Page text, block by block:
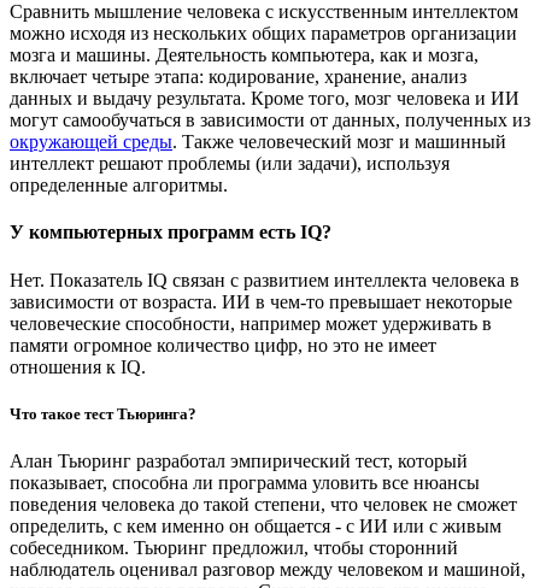
Сравнить мышление человека с искусственным интеллектом
можно исходя из нескольких общих параметров организации
мозга и машины. Деятельность компьютера, как и мозга,
включает четыре этапа: кодирование, хранение, анализ
данных и выдачу результата. Кроме того, мозг человека и ИИ
могут самообучаться в зависимости от данных, полученных из
окружающей среды. Также человеческий мозг и машинный
интеллект решают проблемы (или задачи), используя
определенные алгоритмы.
У компьютерных программ есть IQ?
Нет. Показатель IQ связан с развитием интеллекта человека в
зависимости от возраста. ИИ в чем-то превышает некоторые
человеческие способности, например может удерживать в
памяти огромное количество цифр, но это не имеет
отношения к IQ.
Что такое тест Тьюринга?
Алан Тьюринг разработал эмпирический тест, который
показывает, способна ли программа уловить все нюансы
поведения человека до такой степени, что человек не сможет
определить, с кем именно он общается - с ИИ или с живым
собеседником. Тьюринг предложил, чтобы сторонний
наблюдатель оценивал разговор между человеком и машиной,